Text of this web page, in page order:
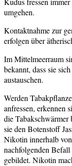
umgehen.
Kontaktnahme zur
erfolgen über
Im Mittelmeerraum
bekannt, dass sie
austauschen.
Werden
anfressen, erkennen
die Tabakschwärmer
sie den Botenstoff
Nikotin innerhalb
nachfolgenden
gebildet. Nikotin